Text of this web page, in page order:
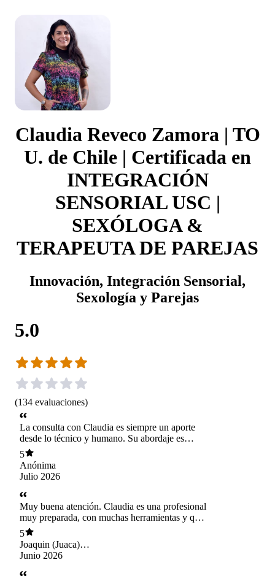
Claudia Reveco Zamora | TO
U. de Chile | Certificada en
INTEGRACIÓN
SENSORIAL USC |
SEXÓLOGA &
TERAPEUTA DE PAREJAS
Innovación, Integración Sensorial,
Sexología y Parejas
5.0
(134 evaluaciones)
La consulta con Claudia es siempre un aporte
desde lo técnico y humano. Su abordaje es
completamente personalizado, más allá de un
diagnóstico ella entrega herramientas para
mejorar calidad de vida
5
Anónima
Julio 2026
Muy buena atención. Claudia es una profesional
muy preparada, con muchas herramientas y que
establece relaciones terapéuticas llenas de
cuidado, compasión y sumamente efectivas para
los objetivos que planteamos en el proceso.
5
Joaquin (Juaca)
Briceño
Junio 2026